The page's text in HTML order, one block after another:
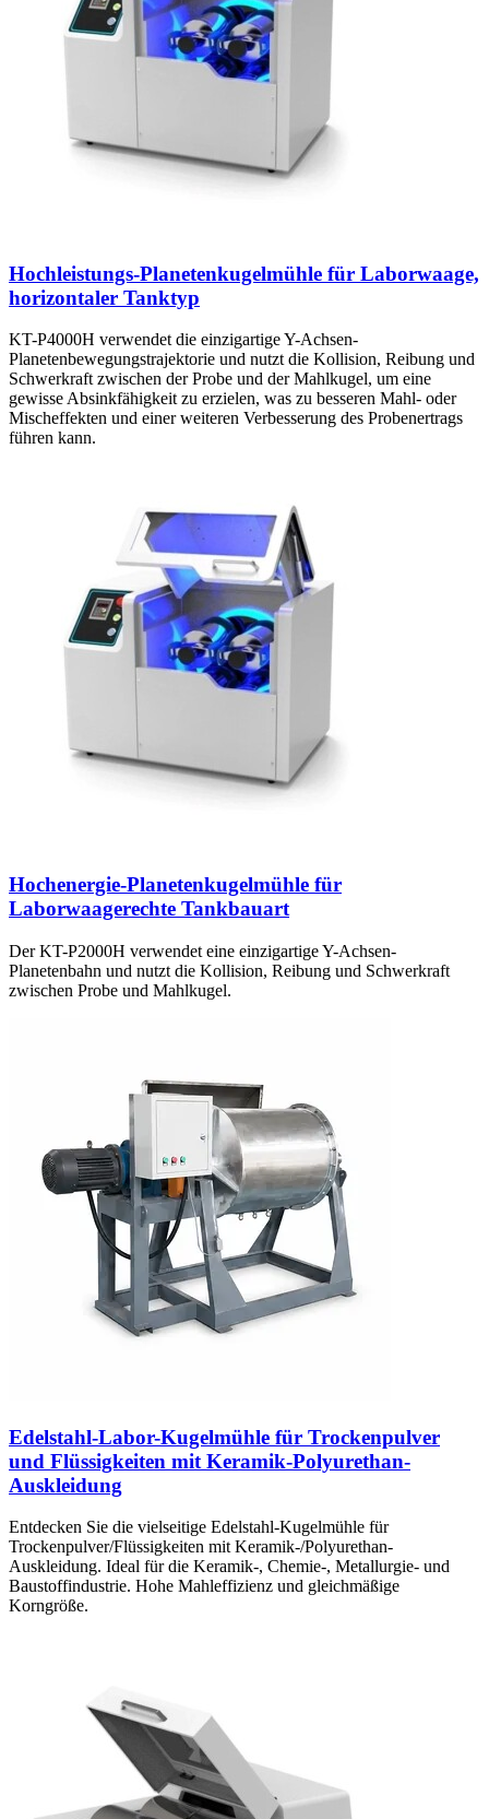
Hochleistungs-Planetenkugelmühle für Laborwaage,
horizontaler Tanktyp
KT-P4000H verwendet die einzigartige Y-Achsen-
Planetenbewegungstrajektorie und nutzt die Kollision, Reibung und
Schwerkraft zwischen der Probe und der Mahlkugel, um eine
gewisse Absinkfähigkeit zu erzielen, was zu besseren Mahl- oder
Mischeffekten und einer weiteren Verbesserung des Probenertrags
führen kann.
Hochenergie-Planetenkugelmühle für
Laborwaagerechte Tankbauart
Der KT-P2000H verwendet eine einzigartige Y-Achsen-
Planetenbahn und nutzt die Kollision, Reibung und Schwerkraft
zwischen Probe und Mahlkugel.
Edelstahl-Labor-Kugelmühle für Trockenpulver
und Flüssigkeiten mit Keramik-Polyurethan-
Auskleidung
Entdecken Sie die vielseitige Edelstahl-Kugelmühle für
Trockenpulver/Flüssigkeiten mit Keramik-/Polyurethan-
Auskleidung. Ideal für die Keramik-, Chemie-, Metallurgie- und
Baustoffindustrie. Hohe Mahleffizienz und gleichmäßige
Korngröße.